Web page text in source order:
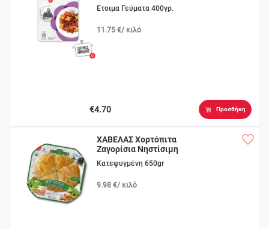
Ετοιμα Γεύματα 400γρ.
11.75 €/ κιλό
€4.70 Προσθήκη
ΧΑΒΕΛΑΣ Χορτόπιτα
Ζαγορίσια Νηστίσιμη
Κατεψυγμένη 650gr
9.98 €/ κιλό